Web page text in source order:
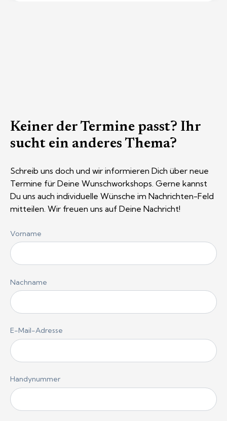
Keiner der Termine passt? Ihr
sucht ein anderes Thema?
Schreib uns doch und wir informieren Dich über neue
Termine für Deine Wunschworkshops. Gerne kannst
Du uns auch individuelle Wünsche im Nachrichten-Feld
mitteilen. Wir freuen uns auf Deine Nachricht!
Vorname
Nachname
E-Mail-Adresse
Handynummer